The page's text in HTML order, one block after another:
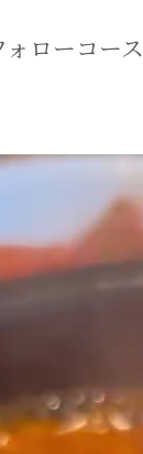
ローコース